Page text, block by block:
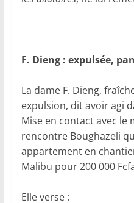
F. Dieng : expulsée,
La dame F. Dieng,
expulsion, dit avoir agi
Mise en contact avec le
rencontre Boughazeli
appartement en
Malibu pour 200 000
Elle verse :